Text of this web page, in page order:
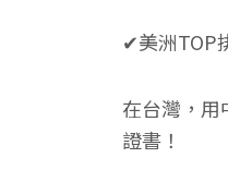
✔美洲TOP
在台灣，
證書！